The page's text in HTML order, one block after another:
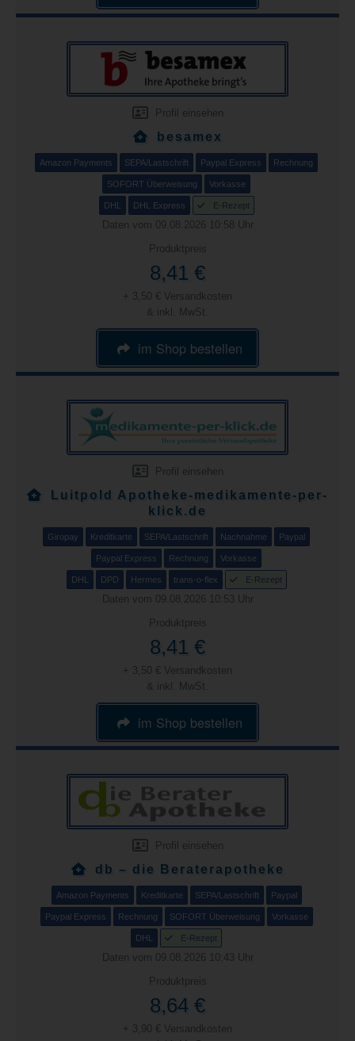
Profil einsehen
besamex
Amazon Payments SEPA/Lastschrift Paypal Express Rechnung
SOFORT Überweisung Vorkasse
DHL DHL Express E-Rezept
Daten vom 09.08.2026 10:58 Uhr
Produktpreis
8,41 €
+ 3,50 € Versandkosten
& inkl. MwSt.
im Shop bestellen
Profil einsehen
Luitpold Apotheke-medikamente-per-
klick.de
Giropay Kreditkarte SEPA/Lastschrift Nachnahme Paypal
Paypal Express Rechnung Vorkasse
DHL DPD Hermes trans-o-flex E-Rezept
Daten vom 09.08.2026 10:53 Uhr
Produktpreis
8,41 €
+ 3,50 € Versandkosten
& inkl. MwSt.
im Shop bestellen
Profil einsehen
db – die Beraterapotheke
Amazon Payments Kreditkarte SEPA/Lastschrift Paypal
Paypal Express Rechnung SOFORT Überweisung Vorkasse
DHL E-Rezept
Daten vom 09.08.2026 10:43 Uhr
Produktpreis
8,64 €
+ 3,90 € Versandkosten